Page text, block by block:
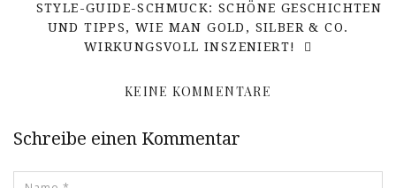
STYLE-GUIDE-SCHMUCK: SCHÖNE GESCHICHTEN
UND TIPPS, WIE MAN GOLD, SILBER & CO.
WIRKUNGSVOLL INSZENIERT!
KEINE KOMMENTARE
Schreibe einen Kommentar